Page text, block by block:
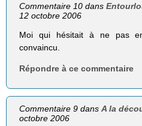
Commentaire 10 dans
12 octobre 2006
Moi qui hésitait à ne pas
convaincu.
Répondre à ce commentaire
Commentaire 9 dansA la
octobre 2006